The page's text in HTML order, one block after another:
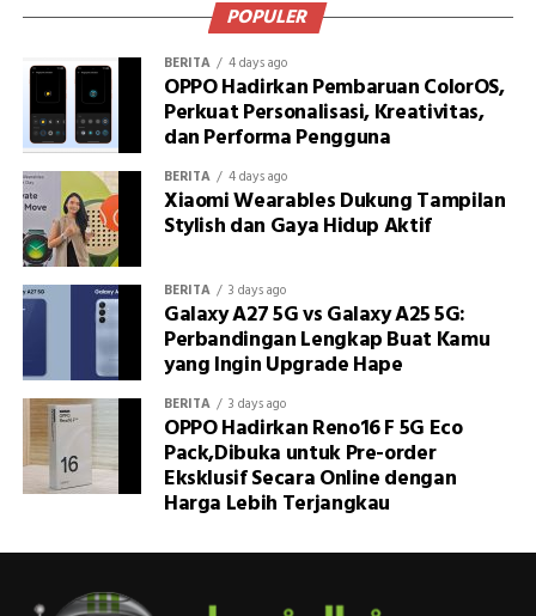
POPULER
BERITA 4 days ago
OPPO Hadirkan Pembaruan ColorOS,
Perkuat Personalisasi, Kreativitas,
dan Performa Pengguna
BERITA 4 days ago
Xiaomi Wearables Dukung Tampilan
Stylish dan Gaya Hidup Aktif
BERITA 3 days ago
Galaxy A27 5G vs Galaxy A25 5G:
Perbandingan Lengkap Buat Kamu
yang Ingin Upgrade Hape
BERITA 3 days ago
OPPO Hadirkan Reno16 F 5G Eco
Pack,Dibuka untuk Pre-order
Eksklusif Secara Online dengan
Harga Lebih Terjangkau